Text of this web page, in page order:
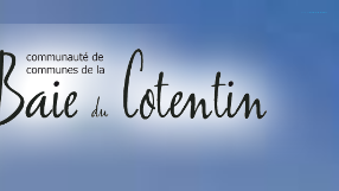
d’outils